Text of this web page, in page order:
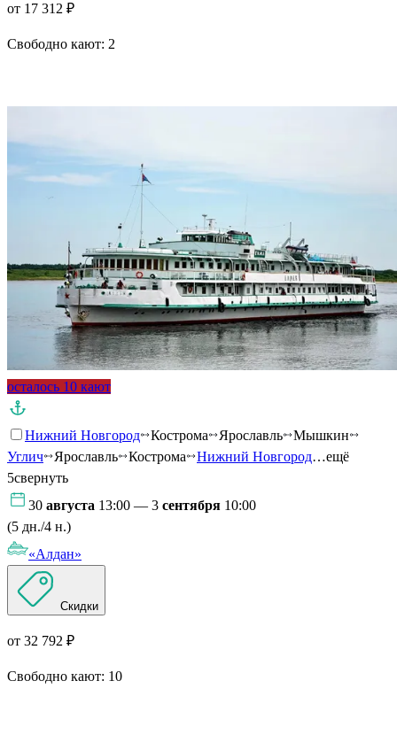
от 17 312 ₽
Свободно кают: 2
осталось 10 кают
Нижний Новгород Кострома Ярославль
Мышкин
Углич
Ярославль Кострома Нижний Новгород…ещё
5свернуть
30 августа 13:00 — 3 сентября 10:00
(5 дн./4 н.)
«Алдан»
Скидки
от 32 792 ₽
Свободно кают: 10